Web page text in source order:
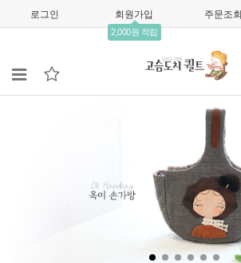
로그인 회원가입
2,000원 적립
주문조회